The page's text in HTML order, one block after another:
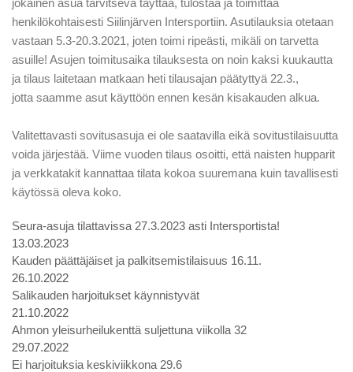
jokainen asua tarvitseva täyttää, tulostaa ja toimittaa
henkilökohtaisesti Siilinjärven Intersportiin. Asutilauksia otetaan
vastaan 5.3-20.3.2021, joten toimi ripeästi, mikäli on tarvetta
asuille! Asujen toimitusaika tilauksesta on noin kaksi kuukautta
ja tilaus laitetaan matkaan heti tilausajan päätyttyä 22.3.,
jotta saamme asut käyttöön ennen kesän kisakauden alkua.
Valitettavasti sovitusasuja ei ole saatavilla eikä sovitustilaisuutta
voida järjestää. Viime vuoden tilaus osoitti, että naisten hupparit
ja verkkatakit kannattaa tilata kokoa suuremana kuin tavallisesti
käytössä oleva koko.
Seura-asuja tilattavissa 27.3.2023 asti Intersportista!
13.03.2023
Kauden päättäjäiset ja palkitsemistilaisuus 16.11.
26.10.2022
Salikauden harjoitukset käynnistyvät
21.10.2022
Ahmon yleisurheilukenttä suljettuna viikolla 32
29.07.2022
Ei harjoituksia keskiviikkona 29.6